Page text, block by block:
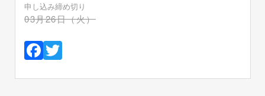
申し込み締め切り
03月26日（火）
Facebook